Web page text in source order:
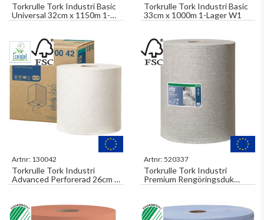
Torkrulle Tork Industri Basic
Universal 32cm x 1150m 1-
Lager W1
Torkrulle Tork Industri Basic
33cm x 1000m 1-Lager W1
Artnr: 130042
Torkrulle Tork Industri
Advanced Perforerad 26cm x
255m Dekor 2-Lager
Artnr:520337
Torkrulle Tork Industri
Premium Rengöringsduk
Perforerad 32cm x 148,2m